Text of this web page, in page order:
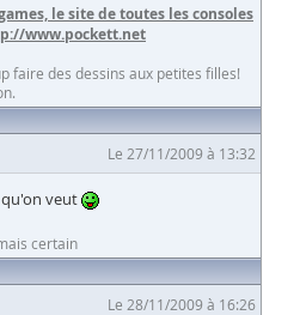
le site de toutes les consoles
www.pockett.net
faire des dessins aux petites filles!
Le 27/11/2009 à 13:32
veut
certain
Le 28/11/2009 à 16:26